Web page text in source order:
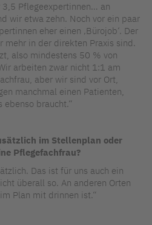
Pflegeexpertinnen… an
wir etwa zehn. Noch vor ein paar
eher einen ‚Bürojob‘. Der
mehr in der direkten Praxis sind.
also mindestens 50 % von
arbeiten zwar nicht 1:1 am
aber wir sind vor Ort,
manchmal einen Patienten,
ebenso braucht.“
im Stellenplan oder
Pflegefachfrau?
Das ist für uns auch ein
überall so. An anderen Orten
Plan mit drinnen ist.“